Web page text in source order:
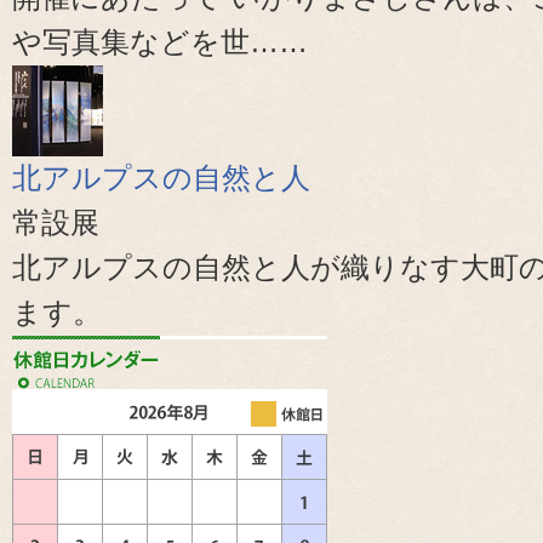
や写真集などを世……
北アルプスの自然と人
常設展
北アルプスの自然と人が織りなす大町
ます。